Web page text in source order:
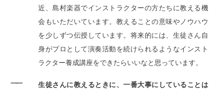
近、島村楽器でインストラクターの方たちに教える機
会もいただいています。教えることの意味やノウハウ
を少しずつ伝授しています。将来的には、生徒さん自
身がプロとして演奏活動を続けられるようなインスト
ラクター養成講座をできたらいいなと思っています。
――
生徒さんに教えるときに、一番大事にしていることは